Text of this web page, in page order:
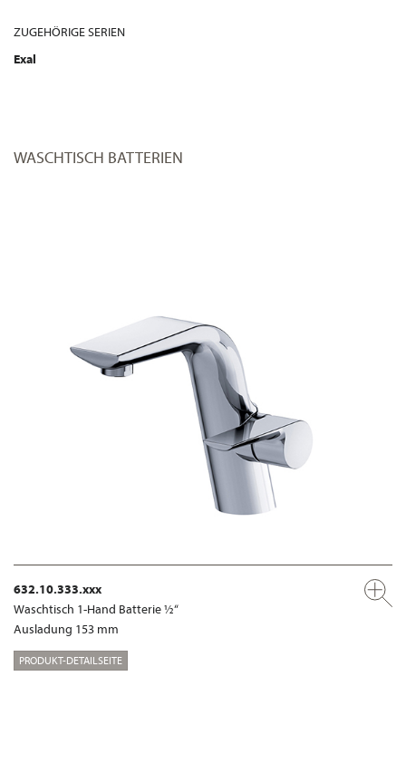
ZUGEHÖRIGE SERIEN
Exal
WASCHTISCH BATTERIEN
632.10.333.xxx
Waschtisch 1-Hand Batterie ½“
Ausladung 153 mm
PRODUKT-DETAILSEITE